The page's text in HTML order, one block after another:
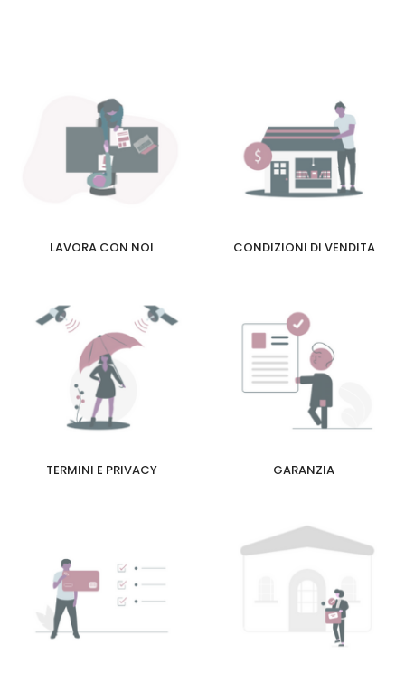
LAVORA CON NOI CONDIZIONI DI VENDITA
TERMINI E PRIVACY GARANZIA